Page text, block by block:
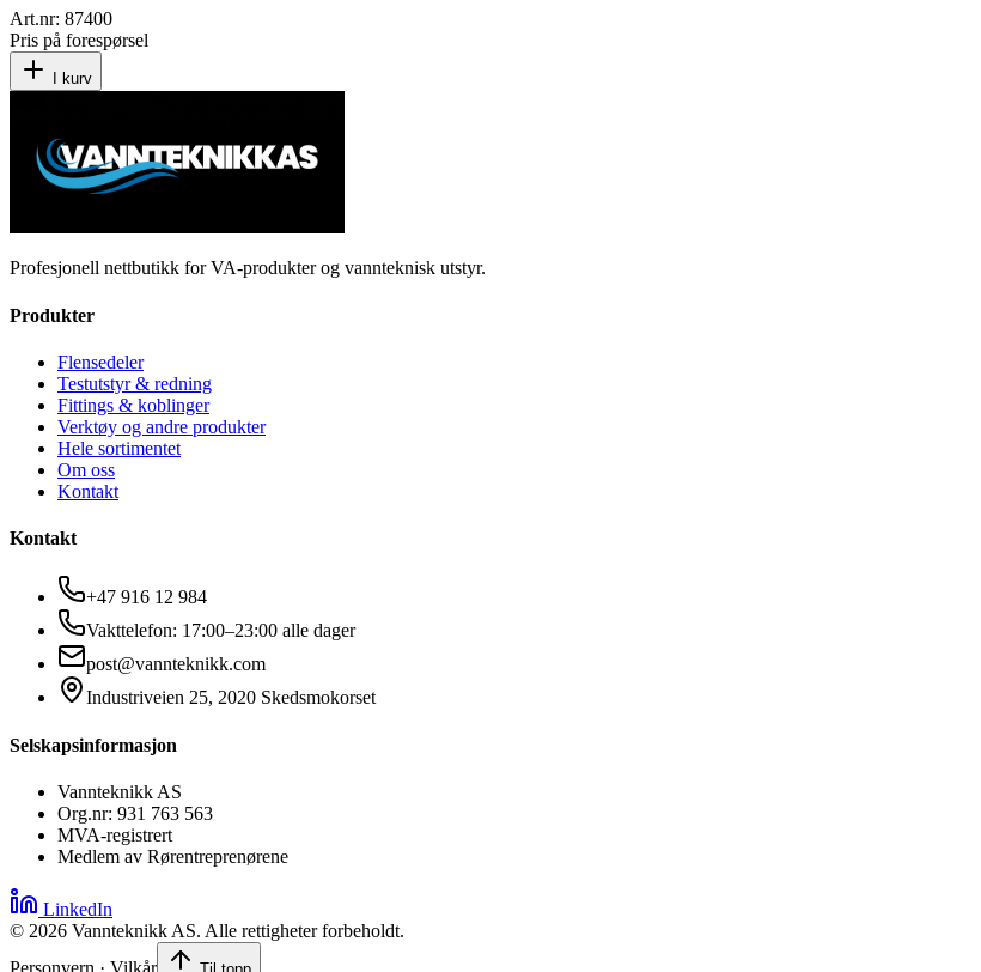
Art.nr: 87400
Pris på forespørsel
I kurv
Profesjonell nettbutikk for VA-produkter og vannteknisk utstyr.
Produkter
Flensedeler
Testutstyr & redning
Fittings & koblinger
Verktøy og andre produkter
Hele sortimentet
Om oss
Kontakt
Kontakt
+47 916 12 984
Vakttelefon: 17:00–23:00 alle dager
post@vannteknikk.com
Industriveien 25, 2020 Skedsmokorset
Selskapsinformasjon
Vannteknikk AS
Org.nr: 931 763 563
MVA-registrert
Medlem av Rørentreprenørene
LinkedIn
© 2026 Vannteknikk AS. Alle rettigheter forbeholdt.
Personvern · Vilkår